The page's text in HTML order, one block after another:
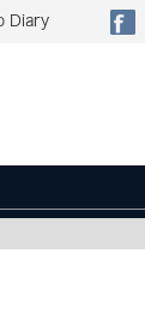
Diary